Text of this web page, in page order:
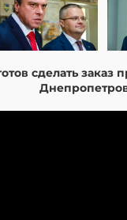
сделать